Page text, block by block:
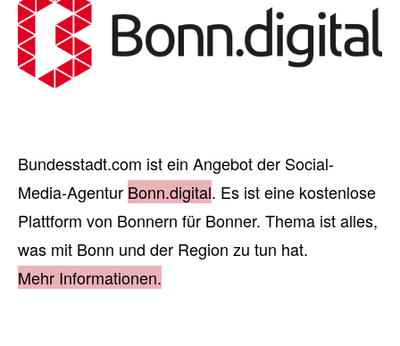
Bundesstadt.com ist ein Angebot der Social-
Media-Agentur Bonn.digital. Es ist eine kostenlose
Plattform von Bonnern für Bonner. Thema ist alles,
was mit Bonn und der Region zu tun hat.
Mehr Informationen.